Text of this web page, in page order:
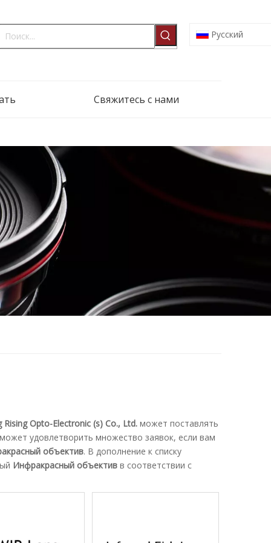
Pусский
Свяжитесь с нами
Rising Opto-Electronic (s) Co., Ltd. может поставлять
может удовлетворить множество заявок, если вам
объектив. В дополнение к списку
Инфракрасный объектив в соответствии с